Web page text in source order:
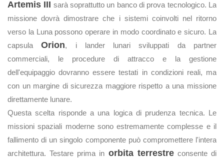
Artemis III sarà soprattutto un banco di prova tecnologico. La
missione dovrà dimostrare che i sistemi coinvolti nel ritorno
verso la Luna possono operare in modo coordinato e sicuro. La
capsulaOrion, i lander lunari sviluppati da partner
commerciali, le procedure di attracco e la gestione
dell'equipaggio dovranno essere testati in condizioni reali, ma
con un margine di sicurezza maggiore rispetto a una missione
direttamente lunare.
Questa scelta risponde a una logica di prudenza tecnica. Le
missioni spaziali moderne sono estremamente complesse e il
fallimento di un singolo componente può compromettere l'intera
architettura. Testare prima in orbita terrestreconsente di